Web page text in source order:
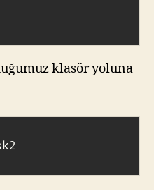
klasör yoluna